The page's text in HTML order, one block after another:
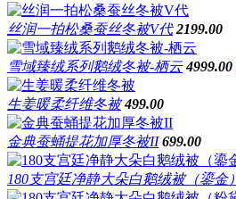
丝润一拍松桑蚕丝冬被V代 2199.00
雪域臻绒系列鹅绒冬被-栖云 4999.00
生姜暖柔纤维冬被 499.00
金典蚕蛹提花加厚冬被II 699.00
180支宫廷净静大朵白鹅绒被（鎏金）